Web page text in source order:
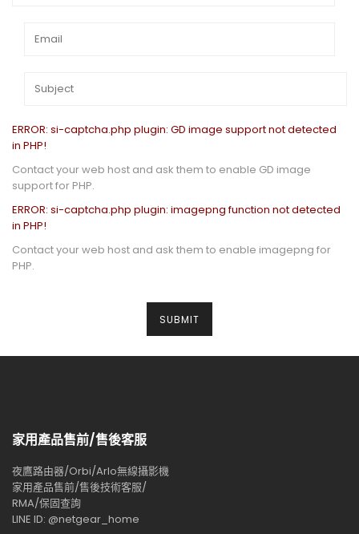
ERROR: si-captcha.php plugin: GD image support not detected
in PHP!
Contact your web host and ask them to enable GD image
support for PHP.
ERROR: si-captcha.php plugin: imagepng function not detected
in PHP!
Contact your web host and ask them to enable imagepng for
PHP.
家用產品售前/售後客服
夜鷹路由器/Orbi/Arlo無線攝影機
家用產品售前/售後技術客服/
RMA/保固查詢
LINE ID: @netgear_home